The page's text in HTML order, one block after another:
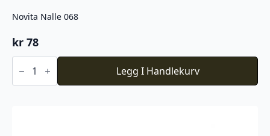
Novita Nalle 068
kr 78
Novita
Nalle
antall
Legg I Handlekurv